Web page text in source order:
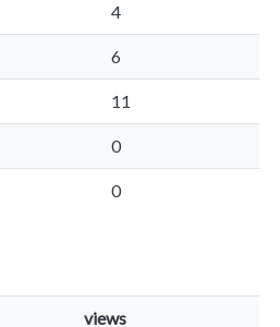
4
6
11
0
0
views